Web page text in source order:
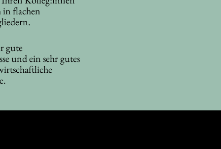
flachen
gute
und ein sehr gutes